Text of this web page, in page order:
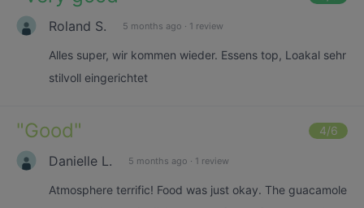
Roland S. 5 months ago · 1 review
Alles super, wir kommen wieder. Essens top, Loakal sehr
stilvoll eingerichtet
"Good" 4/6
Danielle L. 5 months ago · 1 review
Atmosphere terrific! Food was just okay. The guacamole